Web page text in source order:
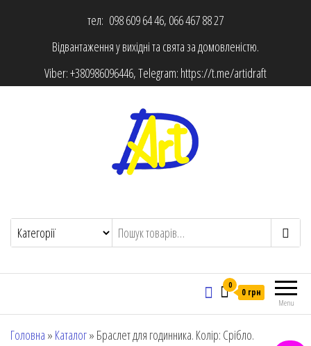
тел: 098 609 64 46, 066 467 88 27
Відвантаження у вихідні та свята за домовленістю.
Viber:+380986096446, Telegram: https://t.me/artidraft
Menu
0
0 грн
Головна » Каталог» Браслет для годинника. Колір: Срібло.